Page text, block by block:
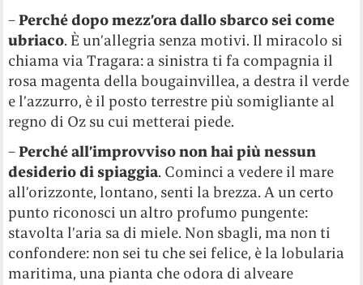
–Perché dopo mezz’ora dallo sbarco sei come
ubriaco. È un’allegria senza motivi. Il miracolo si
chiama via Tragara: a sinistra ti fa compagnia il
rosa magenta della bougainvillea, a destra il verde
e l’azzurro, è il posto terrestre più somigliante al
regno di Oz su cui metterai piede.
–Perché all’improvviso non hai più nessun
desiderio di spiaggia. Cominci a vedere il mare
all’orizzonte, lontano, senti la brezza. A un certo
punto riconosci un altro profumo pungente:
stavolta l’aria sa di miele. Non sbagli, ma non ti
confondere: non sei tu che sei felice, è la lobularia
maritima, una pianta che odora di alveare